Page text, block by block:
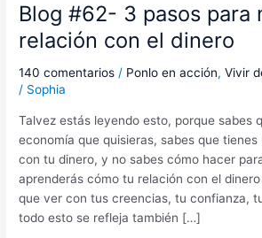
Blog #62- 3 pasos para
relación con el dinero
140 comentarios / Ponlo en acción,Vivir
/ Sophia
Talvez estás leyendo esto, porque sabes
economía que quisieras, sabes que tienes
con tu dinero, y no sabes cómo hacer
aprenderás cómo tu relación con el
que ver con tus creencias, tu confianza,
todo esto se refleja también […]